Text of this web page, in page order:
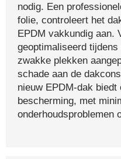
nodig. Een
folie, controleert het
EPDM vakkundig aan.
geoptimaliseerd
zwakke plekken
schade aan de
nieuw EPDM-dak
bescherming, met
onderhoudsproblemen